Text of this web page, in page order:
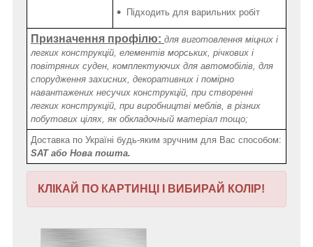
Підходить для варильних робіт
Призначення профілю: для виготовлення міцних і
легких конструкцій, елементів морських, річкових і
повітряних суден, комплектуючих для автомобілів, для
спорудження захисних, декоративних і помірно
навантажених несучих конструкцій, при створенні
легких конструкцій, при виробництві меблів, в різних
побутових цілях, як обкладочный матеріал тощо;
Доставка по Україні будь-яким зручним для Вас способом:
SAT або Нова пошта.
КЛІКАЙ ПО КАРТИНЦІ І ВИБИРАЙ КОЛІР!